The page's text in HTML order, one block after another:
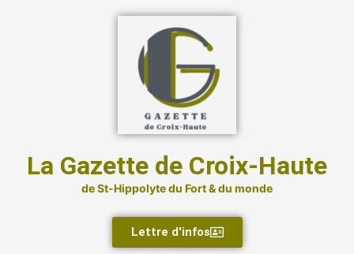
La Gazette de Croix-Haute
de St-Hippolyte du Fort & du monde
Lettre d'infos